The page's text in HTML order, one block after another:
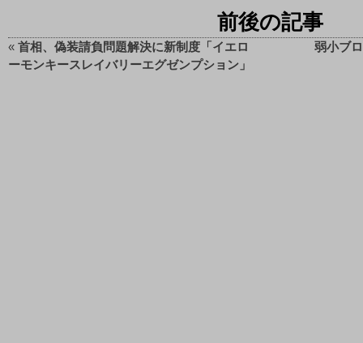
前後の記事
« 首相、偽装請負問題解決に新制度「イエロ
ーモンキースレイバリーエグゼンプション」
弱小ブ